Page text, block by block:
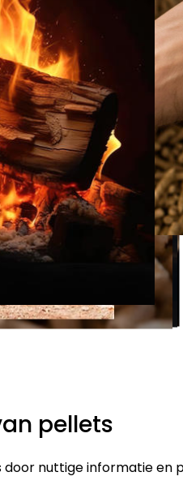
pellets
nuttige informatie